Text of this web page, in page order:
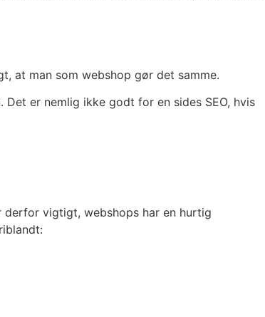
at man som webshop gør det samme.
er nemlig ikke godt for en sides SEO, hvis
vigtigt, webshops har en hurtig